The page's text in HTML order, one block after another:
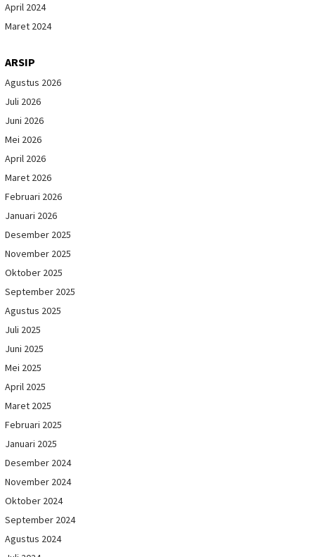
April 2024
Maret 2024
ARSIP
Agustus 2026
Juli 2026
Juni 2026
Mei 2026
April 2026
Maret 2026
Februari 2026
Januari 2026
Desember 2025
November 2025
Oktober 2025
September 2025
Agustus 2025
Juli 2025
Juni 2025
Mei 2025
April 2025
Maret 2025
Februari 2025
Januari 2025
Desember 2024
November 2024
Oktober 2024
September 2024
Agustus 2024